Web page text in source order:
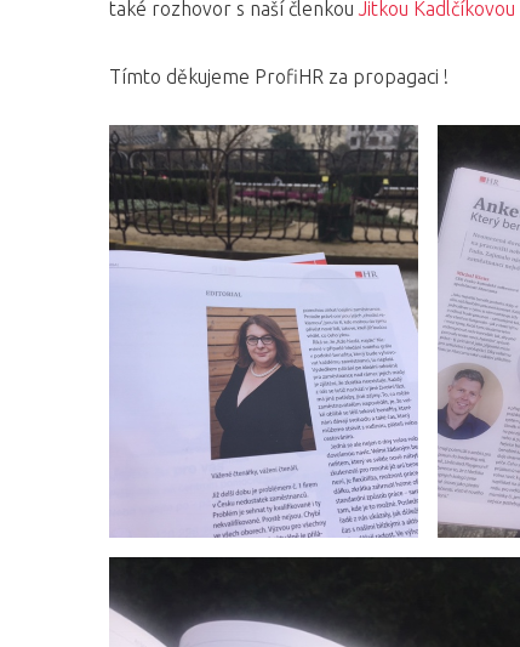
Hit enter to search or ESC to close
také rozhovor s naší členkou Jitkou Kadlčíkovou
Tímto děkujeme ProfiHR za propagaci !